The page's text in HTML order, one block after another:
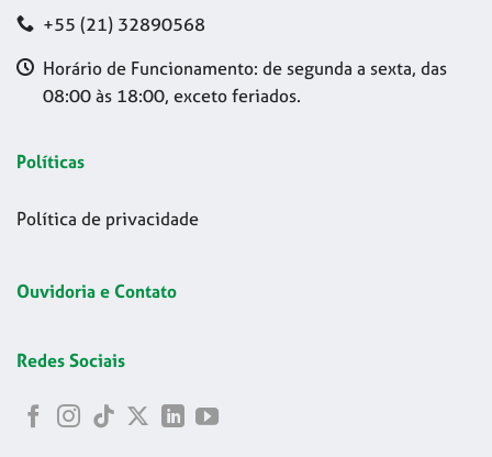
+55 (21) 32890568
Horário de Funcionamento: de segunda a sexta, das
08:00 às 18:00, exceto feriados.
Políticas
Política de privacidade
Ouvidoria e Contato
Redes Sociais